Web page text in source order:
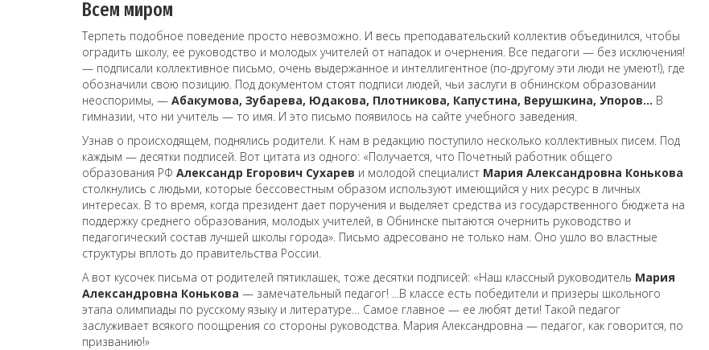
Всем миром
Терпеть подобное поведение просто невозможно. И весь преподавательский коллектив объединился, чтобы
оградить школу, ее руководство и молодых учителей от нападок и очернения. Все педагоги — без исключения!
— подписали коллективное письмо, очень выдержанное и интеллигентное (по-другому эти люди не умеют!), где
обозначили свою позицию. Под документом стоят подписи людей, чьи заслуги в обнинском образовании
неоспоримы, — Абакумова, Зубарева, Юдакова, Плотникова, Капустина, Верушкина, Упоров… В
гимназии, что ни учитель — то имя. И это письмо появилось на сайте учебного заведения.
Узнав о происходящем, поднялись родители. К нам в редакцию поступило несколько коллективных писем. Под
каждым — десятки подписей. Вот цитата из одного: «Получается, что Почетный работник общего
образования РФ Александр Егорович Сухарев и молодой специалист Мария Александровна Конькова
столкнулись с людьми, которые бессовестным образом используют имеющийся у них ресурс в личных
интересах. В то время, когда президент дает поручения и выделяет средства из государственного бюджета на
поддержку среднего образования, молодых учителей, в Обнинске пытаются очернить руководство и
педагогический состав лучшей школы города». Письмо адресовано не только нам. Оно ушло во властные
структуры вплоть до правительства России.
А вот кусочек письма от родителей пятиклашек, тоже десятки подписей: «Наш классный руководитель Мария
Александровна Конькова — замечательный педагог! ...В классе есть победители и призеры школьного
этапа олимпиады по русскому языку и литературе… Самое главное — ее любят дети! Такой педагог
заслуживает всякого поощрения со стороны руководства. Мария Александровна — педагог, как говорится, по
призванию!»